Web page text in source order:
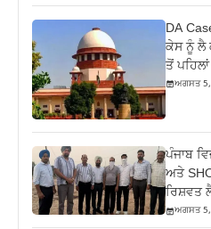
DA
ਕੇਸ ਨੂੰ ਲੈ
ਤੋਂ
ਅਗਸਤ 5,
ਪੰਜਾਬ
ਅਤੇ
ਰਿਸ਼ਵਤ
ਅਗਸਤ 5,